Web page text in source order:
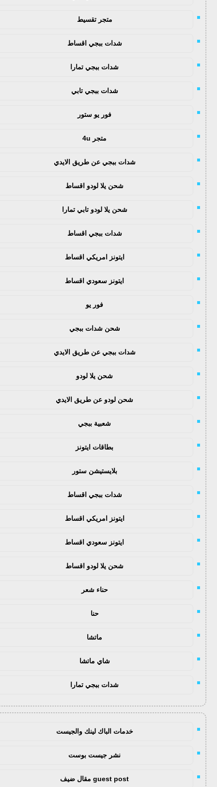
متجر تقسيط
شدات ببجي اقساط
شدات ببجي تمارا
شدات ببجي تابي
فور يو ستور
متجر 4u
شدات ببجي عن طريق الايدي
شحن يلا لودو اقساط
شحن يلا لودو تابي تمارا
شدات ببجي اقساط
ايتونز امريكي اقساط
ايتونز سعودي اقساط
فور يو
شحن شدات ببجي
شدات ببجي عن طريق الايدي
شحن يلا لودو
شحن لودو عن طريق الايدي
شعبية ببجي
بطاقات ايتونز
بلايستيشن ستور
شدات ببجي اقساط
ايتونز امريكي اقساط
ايتونز سعودي اقساط
شحن يلا لودو اقساط
حناء شعر
حنا
ماتشا
شاي ماتشا
شدات ببجي تمارا
خدمات الباك لينك والجيست
نشر جيست بوست
guest post مقال ضيف